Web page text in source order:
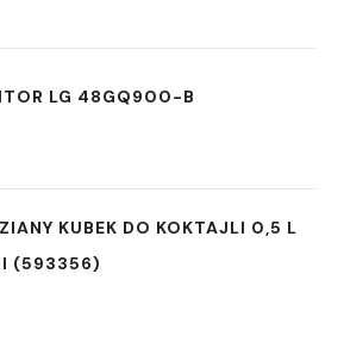
LG 48GQ900-B
KUBEK DO KOKTAJLI 0,5 L
(593356)